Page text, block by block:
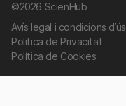
©2026 ScienHub
Avís legal i condicions d’ús
Politica de Privacitat
Política de Cookies